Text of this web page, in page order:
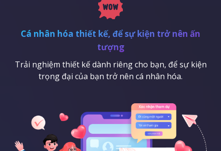
Cá nhân hóa thiết kế, để sự kiện trở nên ấn
tượng
Trải nghiệm thiết kế dành riêng cho bạn, để sự kiện
trọng đại của bạn trở nên cá nhân hóa.